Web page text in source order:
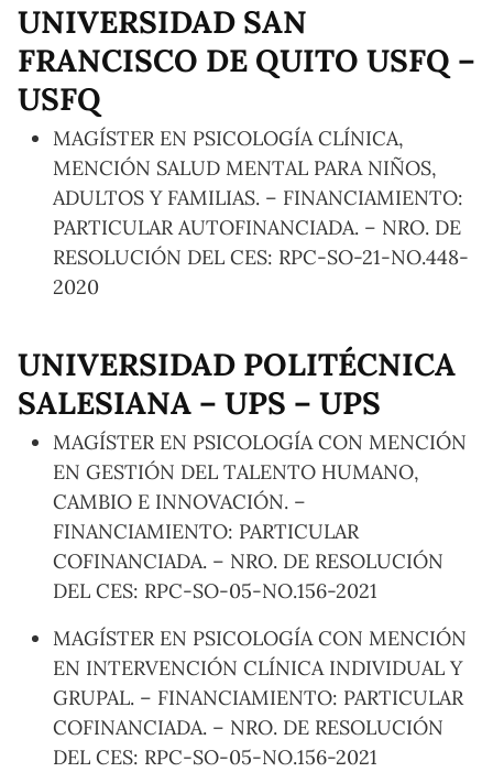
UNIVERSIDAD SAN
FRANCISCO DE QUITO USFQ –
USFQ
MAGÍSTER EN PSICOLOGÍA CLÍNICA,
MENCIÓN SALUD MENTAL PARA NIÑOS,
ADULTOS Y FAMILIAS. – FINANCIAMIENTO:
PARTICULAR AUTOFINANCIADA. – NRO. DE
RESOLUCIÓN DEL CES: RPC-SO-21-NO.448-
2020
UNIVERSIDAD POLITÉCNICA
SALESIANA – UPS – UPS
MAGÍSTER EN PSICOLOGÍA CON MENCIÓN
EN GESTIÓN DEL TALENTO HUMANO,
CAMBIO E INNOVACIÓN. –
FINANCIAMIENTO: PARTICULAR
COFINANCIADA. – NRO. DE RESOLUCIÓN
DEL CES: RPC-SO-05-NO.156-2021
MAGÍSTER EN PSICOLOGÍA CON MENCIÓN
EN INTERVENCIÓN CLÍNICA INDIVIDUAL Y
GRUPAL. – FINANCIAMIENTO: PARTICULAR
COFINANCIADA. – NRO. DE RESOLUCIÓN
DEL CES: RPC-SO-05-NO.156-2021